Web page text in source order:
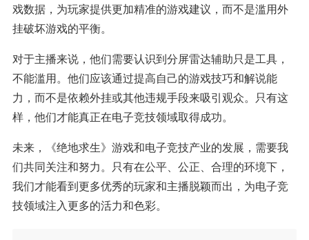
戏数据，为玩家提供更加精准的游戏建议，而不是滥用外
挂破坏游戏的平衡。
对于主播来说，他们需要认识到分屏雷达辅助只是工具，
不能滥用。他们应该通过提高自己的游戏技巧和解说能
力，而不是依赖外挂或其他违规手段来吸引观众。只有这
样，他们才能真正在电子竞技领域取得成功。
未来，《绝地求生》游戏和电子竞技产业的发展，需要我
们共同关注和努力。只有在公平、公正、合理的环境下，
我们才能看到更多优秀的玩家和主播脱颖而出，为电子竞
技领域注入更多的活力和色彩。